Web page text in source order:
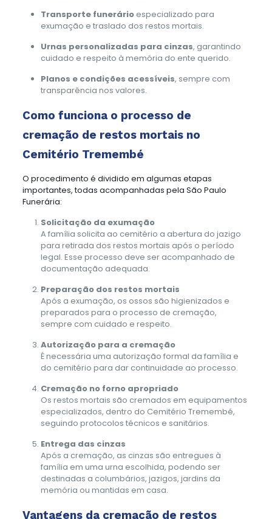
Transporte funerárioespecializado para
exumação e traslado dos restos mortais.
Urnas personalizadas para cinzas, garantindo
cuidado e respeito à memória do ente querido.
Planos e condições acessíveis, sempre com
transparência nos valores.
Como funciona o processo de
cremação de restos mortais no
Cemitério Tremembé
O procedimento é dividido em algumas etapas
importantes, todas acompanhadas pela São Paulo
Funerária:
Solicitação da exumação
A família solicita ao cemitério a abertura do jazigo
para retirada dos restos mortais após o período
legal. Esse processo deve ser acompanhado de
documentação adequada.
Preparação dos restos mortais
Após a exumação, os ossos são higienizados e
preparados para o processo de cremação,
sempre com cuidado e respeito.
Autorização para a cremação
É necessária uma autorização formal da família e
do cemitério para dar continuidade ao processo.
Cremação no forno apropriado
Os restos mortais são cremados em equipamentos
especializados, dentro do Cemitério Tremembé,
seguindo protocolos técnicos e sanitários.
Entrega das cinzas
Após a cremação, as cinzas são entregues à
família em uma urna escolhida, podendo ser
destinadas a columbários, jazigos, jardins da
memória ou mantidas em casa.
Vantagens da cremação de restos